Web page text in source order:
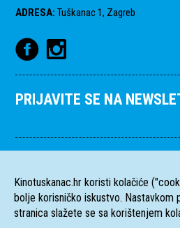
ADRESA: Tuškanac 1, Zagreb
PRIJAVITE SE NA
Kinotuskanac.hr koristi kolačiće
bolje korisničko iskustvo. Nastavkom
stranica slažete se sa korištenjem